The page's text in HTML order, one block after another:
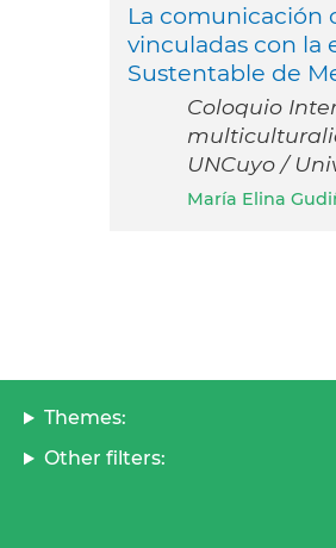
La comunicación
vinculadas con la
Sustentable de
Coloquio
UNCuyo /
María Elina
Themes:
Other filters: